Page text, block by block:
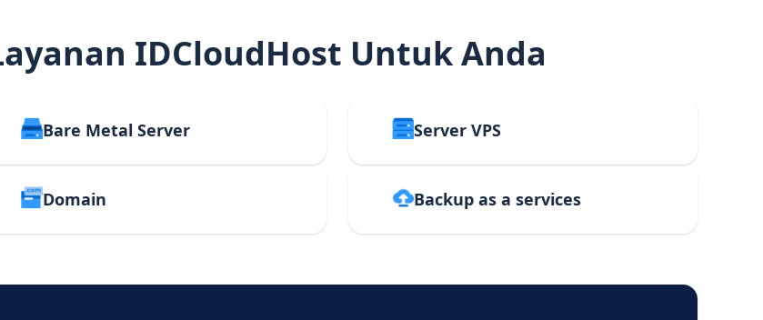
IDCloudHost Untuk Anda
Bare Metal Server Server VPS
Domain Backup as a services